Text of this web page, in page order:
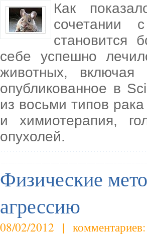
Как
сочетании
становится
себе успешно
животных, включая
опубликованное в
из восьми типов
и химиотерапия,
опухолей.
Физические
агрессию
08/02/2012 | комментариев: